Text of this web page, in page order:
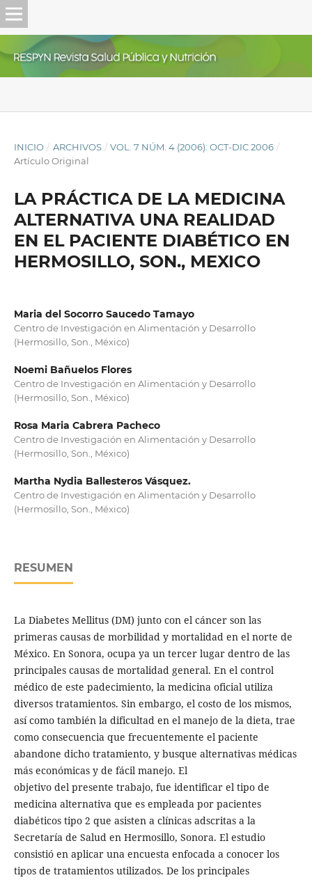
INICIO / ARCHIVOS / VOL. 7 NÚM. 4 (2006): OCT-DIC 2006 /
Artículo Original
LA PRÁCTICA DE LA MEDICINA
ALTERNATIVA UNA REALIDAD
EN EL PACIENTE DIABÉTICO EN
HERMOSILLO, SON., MEXICO
Maria del Socorro Saucedo Tamayo
Centro de Investigación en Alimentación y Desarrollo
(Hermosillo, Son., México)
Noemi Bañuelos Flores
Centro de Investigación en Alimentación y Desarrollo
(Hermosillo, Son., México)
Rosa Maria Cabrera Pacheco
Centro de Investigación en Alimentación y Desarrollo
(Hermosillo, Son., México)
Martha Nydia Ballesteros Vásquez.
Centro de Investigación en Alimentación y Desarrollo
(Hermosillo, Son., México)
RESUMEN
La Diabetes Mellitus (DM) junto con el cáncer son las
primeras causas de morbilidad y mortalidad en el norte de
México. En Sonora, ocupa ya un tercer lugar dentro de las
principales causas de mortalidad general. En el control
médico de este padecimiento, la medicina oficial utiliza
diversos tratamientos. Sin embargo, el costo de los mismos,
así como también la dificultad en el manejo de la dieta, trae
como consecuencia que frecuentemente el paciente
abandone dicho tratamiento, y busque alternativas médicas
más económicas y de fácil manejo. El
objetivo del presente trabajo, fue identificar el tipo de
medicina alternativa que es empleada por pacientes
diabéticos tipo 2 que asisten a clínicas adscritas a la
Secretaría de Salud en Hermosillo, Sonora. El estudio
consistió en aplicar una encuesta enfocada a conocer los
tipos de tratamientos utilizados. De los principales